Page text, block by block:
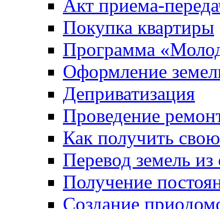
Акт приема-
Покупка квартиры
Программа
Оформление
Деприватизация
Проведение
Как получить
Перевод земель
Получение
Создание